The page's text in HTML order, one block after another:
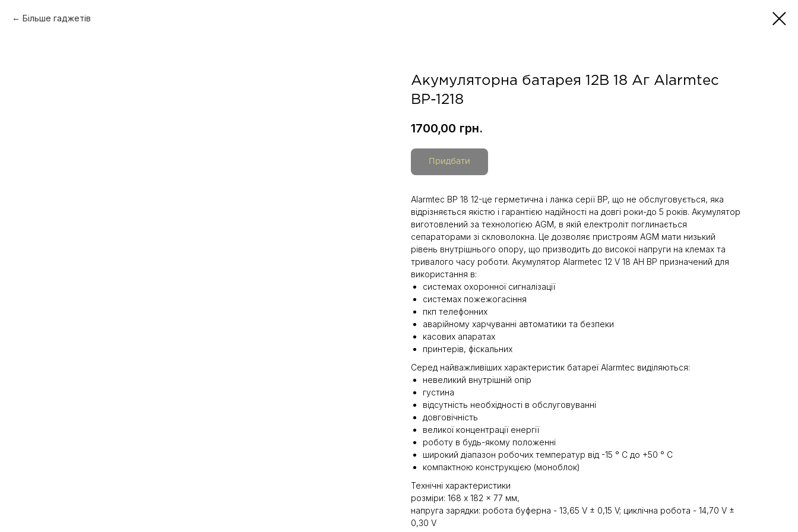
Більше гаджетів
Акумуляторна батарея 12В 18 Аг Alarmtec
BP-1218
1700,00 грн.
Придбати
Alarmtec BP 18 12-це герметична і ланка серії BP, що не обслуговується, яка
відрізняється якістю і гарантією надійності на довгі роки-до 5 років. Акумулятор
виготовлений за технологією AGM, в якій електроліт поглинається
сепараторами зі скловолокна. Це дозволяє пристроям AGM мати низький
рівень внутрішнього опору, що призводить до високої напруги на клемах та
тривалого часу роботи. Акумулятор Alarmetec 12 V 18 AH BP призначений для
використання в:
системах охоронної сигналізації
системах пожежогасіння
пкп телефонних
аварійному харчуванні автоматики та безпеки
касових апаратах
принтерів, фіскальних
Серед найважливіших характеристик батареї Alarmtec виділяються:
невеликий внутрішній опір
густина
відсутність необхідності в обслуговуванні
довговічність
великої концентрації енергії
роботу в будь-якому положенні
широкий діапазон робочих температур від -15 ° C до +50 ° C
компактною конструкцією (моноблок)
Технічні характеристики
розміри: 168 x 182 x 77 мм,
напруга зарядки: робота буферна - 13,65 V ± 0,15 V; циклічна робота - 14,70 V ±
0,30 V